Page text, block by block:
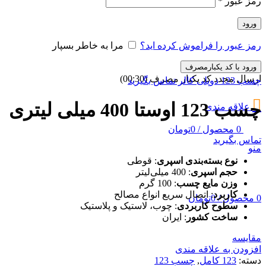
ورود
رمز عبور را فراموش کرده اید؟ مرا به خاطر بسپار
ورود با کد یکبارمصرف
ارسال مجدد کد یکبار مصرف(00:
30
)
علاقه مندی
0 محصول /
0تومان
منو
0 محصول /
0تومان
چسب 123 دوپلی کالر تماس بگیرید
چسب 123 اوستا 400 میلی لیتری
تماس بگیرید
نوع بسته‌بندی اسپری: قوطی
حجم اسپری: 400 میلی‌لیتر
وزن مایع چسب: 100 گرم
کاربرد: اتصال سریع انواع مصالح
سطوح کاربردی: چوب، لاستیک و پلاستیک
ساخت کشور : ایران
مقایسه
افزودن به علاقه مندی
دسته: 123 کامل , چسب 123